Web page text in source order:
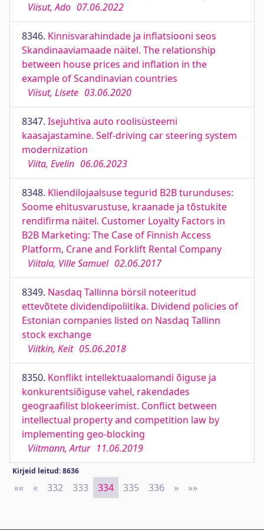
Viisut, Ado 07.06.2022
8346. Kinnisvarahindade ja inflatsiooni seos
Skandinaaviamaade näitel. The relationship
between house prices and inflation in the
example of Scandinavian countries
Viisut, Lisete 03.06.2020
8347. Isejuhtiva auto roolisüsteemi
kaasajastamine. Self-driving car steering system
modernization
Viita, Evelin 06.06.2023
8348. Kliendilojaalsuse tegurid B2B turunduses:
Soome ehitusvarustuse, kraanade ja tõstukite
rendifirma näitel. Customer Loyalty Factors in
B2B Marketing: The Case of Finnish Access
Platform, Crane and Forklift Rental Company
Viitala, Ville Samuel 02.06.2017
8349. Nasdaq Tallinna börsil noteeritud
ettevõtete dividendipoliitika. Dividend policies of
Estonian companies listed on Nasdaq Tallinn
stock exchange
Viitkin, Keit 05.06.2018
8350. Konflikt intellektuaalomandi õiguse ja
konkurentsiõiguse vahel, rakendades
geograafilist blokeerimist. Conflict between
intellectual property and competition law by
implementing geo-blocking
Viitmann, Artur 11.06.2019
Kirjeid leitud: 8636
«« First
« Previous
332 333 334 335 336 » Next
»»